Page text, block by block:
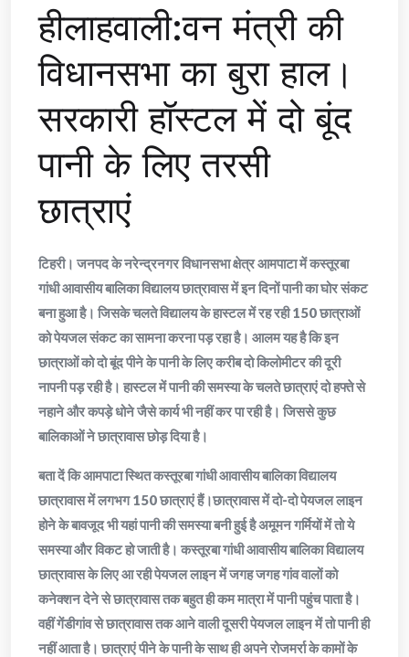
हीलाहवाली:वन मंत्री की
विधानसभा का बुरा हाल।
सरकारी हॉस्टल में दो बूंद
पानी के लिए तरसी
छात्राएं
टिहरी। जनपद के नरेन्द्रनगर विधानसभा क्षेत्र आमपाटा में कस्तूरबा
गांधी आवासीय बालिका विद्यालय छात्रावास में इन दिनों पानी का घोर संकट
बना हुआ है। जिसके चलते विद्यालय के हास्टल में रह रही 150 छात्राओं
को पेयजल संकट का सामना करना पड़ रहा है। आलम यह है कि इन
छात्राओं को दो बूंद पीने के पानी के लिए करीब दो किलोमीटर की दूरी
नापनी पड़ रही है। हास्टल में पानी की समस्या के चलते छात्राएं दो हफ्ते से
नहाने और कपड़े धोने जैसे कार्य भी नहीं कर पा रही है। जिससे कुछ
बालिकाओं ने छात्रावास छोड़ दिया है।
बता दें कि आमपाटा स्थित कस्तूरबा गांधी आवासीय बालिका विद्यालय
छात्रावास में लगभग 150 छात्राएं हैं।छात्रावास में दो-दो पेयजल लाइन
होने के बावजूद भी यहां पानी की समस्या बनी हुई है अमूमन गर्मियों में तो ये
समस्या और विकट हो जाती है। कस्तूरबा गांधी आवासीय बालिका विद्यालय
छात्रावास के लिए आ रही पेयजल लाइन में जगह जगह गांव वालों को
कनेक्शन देने से छात्रावास तक बहुत ही कम मात्रा में पानी पहुंच पाता है।
वहीं गेंडीगांव से छात्रावास तक आने वाली दूसरी पेयजल लाइन में तो पानी ही
नहीं आता है। छात्राएं पीने के पानी के साथ ही अपने रोजमर्रा के कामों के